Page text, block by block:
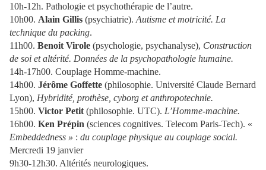
10h-12h. Pathologie et psychothérapie de l’autre.
10h00. Alain Gillis (psychiatrie). Autisme et motricité. La
technique du packing.
11h00. Benoit Virole (psychologie, psychanalyse), Construction
de soi et altérité. Données de la psychopathologie humaine.
14h-17h00. Couplage Homme-machine.
14h00. Jérôme Goffette (philosophie. Université Claude Bernard
Lyon), Hybridité, prothèse, cyborg et anthropotechnie.
15h00. Victor Petit (philosophie. UTC). L’Homme-machine.
16h00. Ken Prépin (sciences cognitives. Telecom Paris-Tech). «
Embeddedness » : du couplage physique au couplage social.
Mercredi 19 janvier
9h30-12h30. Altérités neurologiques.